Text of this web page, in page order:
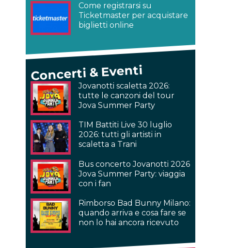
Come registrarsi su
Ticketmaster per acquistare
biglietti online
Concerti & Eventi
Jovanotti scaletta 2026:
tutte le canzoni del tour
Jova Summer Party
TIM Battiti Live 30 luglio
2026: tutti gli artisti in
scaletta a Trani
Bus concerto Jovanotti 2026
Jova Summer Party: viaggia
con i fan
Rimborso Bad Bunny Milano:
quando arriva e cosa fare se
non lo hai ancora ricevuto